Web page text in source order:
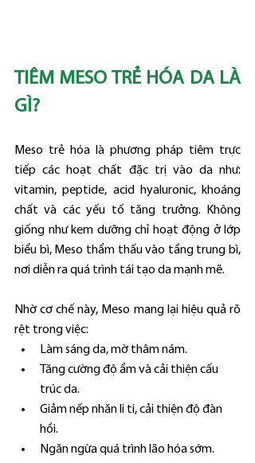
TIÊM MESO TRẺ HÓA DA LÀ
GÌ?
Meso trẻ hóa là phương pháp tiêm trực
tiếp các hoạt chất đặc trị vào da như:
vitamin, peptide, acid hyaluronic, khoáng
chất và các yếu tố tăng trưởng. Không
giống như kem dưỡng chỉ hoạt động ở lớp
biểu bì, Meso thẩm thấu vào tầng trung bì,
nơi diễn ra quá trình tái tạo da mạnh mẽ.
Nhờ cơ chế này, Meso mang lại hiệu quả rõ
rệt trong việc:
Làm sáng da, mờ thâm nám.
Tăng cường độ ẩm và cải thiện cấu
trúc da.
Giảm nếp nhăn li ti, cải thiện độ đàn
hồi.
Ngăn ngừa quá trình lão hóa sớm.